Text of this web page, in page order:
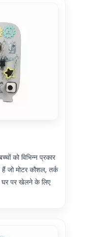
को विभिन्न प्रकार
जो मोटर कौशल, तर्क
घर पर खेलने के लिए